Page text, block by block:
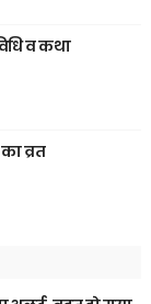
व कथा
व्रत